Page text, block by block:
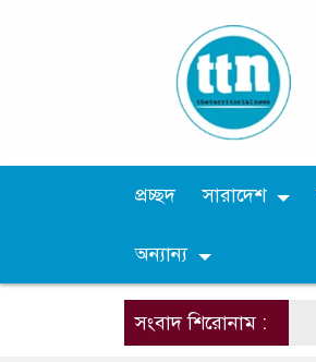
প্রচ্ছদ সারাদেশ
অন্যান্য
সংবাদ শিরোনাম :